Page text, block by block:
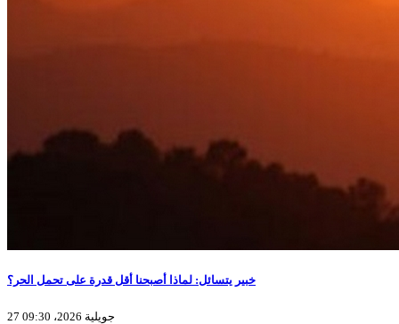
خبير يتسائل: لماذا أصبحنا أقل قدرة على تحمل الحر؟
27 جويلية 2026، 09:30